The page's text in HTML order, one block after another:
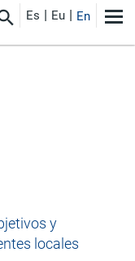
Es Eu En
y
locales